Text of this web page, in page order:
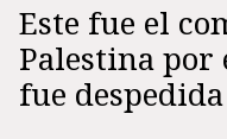
Este fue el
Palestina
fue